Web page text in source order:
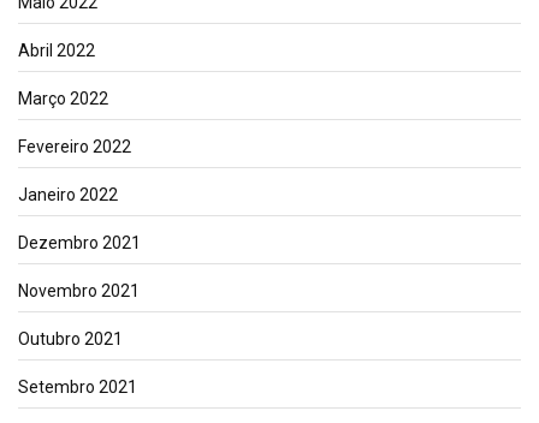
Abril 2022
Março 2022
Fevereiro 2022
Janeiro 2022
Dezembro 2021
Novembro 2021
Outubro 2021
Setembro 2021